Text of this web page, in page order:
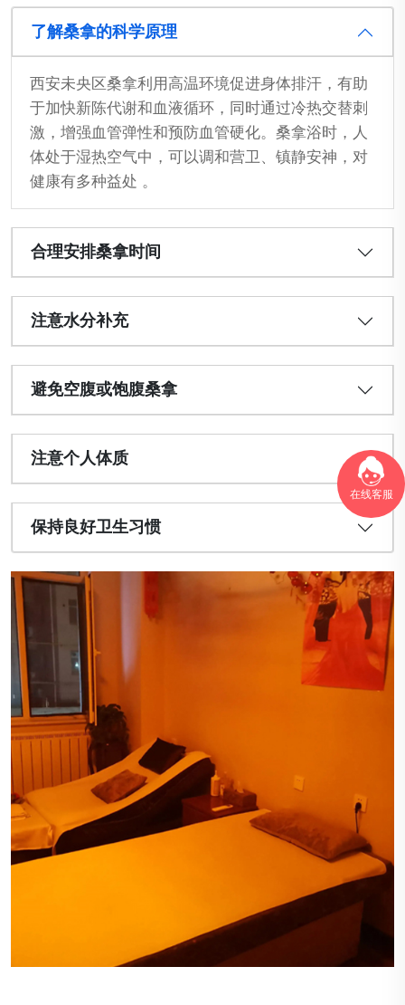
在线客服
了解桑拿的科学原理
西安未央区桑拿利用高温环境促进身体排汗，有助
于加快新陈代谢和血液循环，同时通过冷热交替刺
激，增强血管弹性和预防血管硬化。桑拿浴时，人
体处于湿热空气中，可以调和营卫、镇静安神，对
健康有多种益处 。
合理安排桑拿时间
注意水分补充
避免空腹或饱腹桑拿
注意个人体质
保持良好卫生习惯